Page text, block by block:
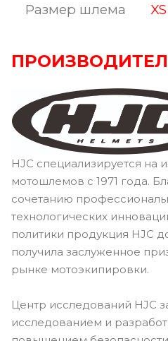
Размер шлема
XS
HJC специализируется на
мотошлемов с 1971 года.
сочетанию
технологических
политики продукция HJC
получила заслуженное
рынке мотоэкипировки.
Центр исследований HJC
исследованием и